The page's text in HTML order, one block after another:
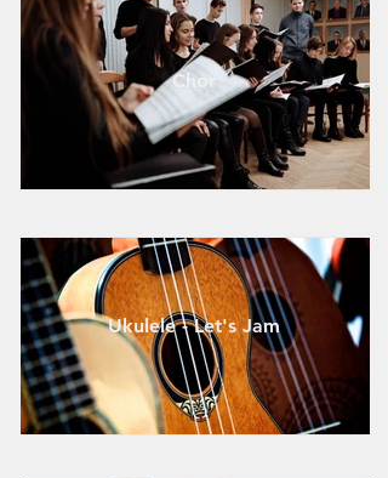
Chor
Ukulele - Let's Jam